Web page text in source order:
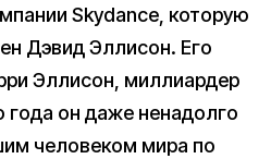
Skydance, которую
Дэвид Эллисон. Его
Эллисон, миллиардер
года он даже ненадолго
человеком мира по